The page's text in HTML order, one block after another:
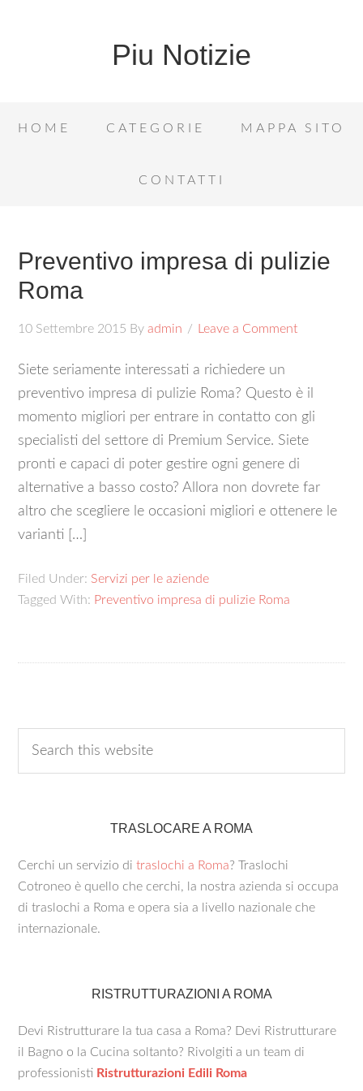
Piu Notizie
HOME CATEGORIE MAPPA SITO
CONTATTI
Preventivo impresa di pulizie
Roma
10 Settembre 2015 Byadmin Leave a Comment
Siete seriamente interessati a richiedere un
preventivo impresa di pulizie Roma? Questo è il
momento migliori per entrare in contatto con gli
specialisti del settore di Premium Service. Siete
pronti e capaci di poter gestire ogni genere di
alternative a basso costo? Allora non dovrete far
altro che scegliere le occasioni migliori e ottenere le
varianti […]
Filed Under: Servizi per le aziende
Tagged With: Preventivo impresa di pulizie Roma
TRASLOCARE A ROMA
Cerchi un servizio ditraslochi a Roma? Traslochi
Cotroneo è quello che cerchi, la nostra azienda si occupa
di traslochi a Roma e opera sia a livello nazionale che
internazionale.
RISTRUTTURAZIONI A ROMA
Devi Ristrutturare la tua casa a Roma? Devi Ristrutturare
il Bagno o la Cucina soltanto? Rivolgiti a un team di
professionisti Ristrutturazioni Edili Roma